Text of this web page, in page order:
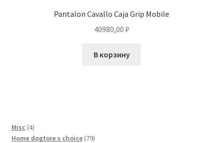
Pantalon Cavallo Caja Grip Mobile
40980,00 ₽
В корзину
Misc 44
товара
Home dogtore s choice 7979